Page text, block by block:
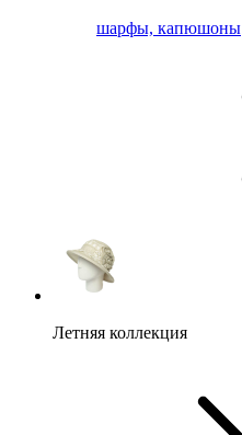
шарфы, капюшоны
Летняя коллекция